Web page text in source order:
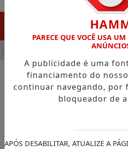
EM PORTO GRANDE
NOTÍCIAS/MACAPÁ
Prefeitura de
deixadas pela
PARECE QUE VOCÊ USA
A publicidade é uma
financiamento do
continuar navegando, por
bloqueador de
APÓS DESABILITAR, ATUALIZE A